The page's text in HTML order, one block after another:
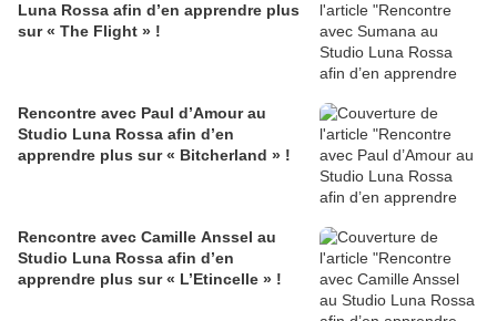
Luna Rossa afin d’en apprendre plus
sur « The Flight » !
Rencontre avec Paul d’Amour au
Studio Luna Rossa afin d’en
apprendre plus sur « Bitcherland » !
Rencontre avec Camille Anssel au
Studio Luna Rossa afin d’en
apprendre plus sur « L’Etincelle » !